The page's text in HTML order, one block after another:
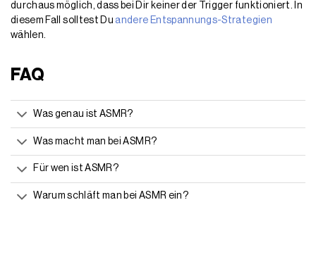
durchaus möglich, dass bei Dir keiner der Trigger funktioniert. In
diesem Fall solltest Du andere Entspannungs-Strategien
wählen.
FAQ
Was genau ist ASMR?
Was macht man bei ASMR?
Für wen ist ASMR?
Warum schläft man bei ASMR ein?